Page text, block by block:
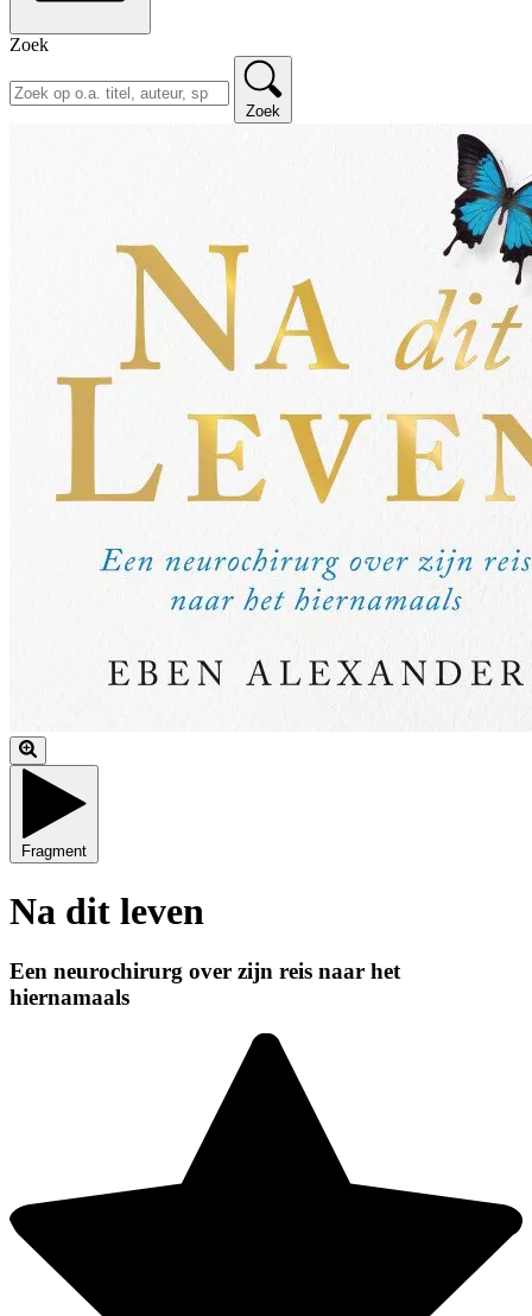
Zoek
Zoek
Fragment
Na dit leven
Een neurochirurg over zijn reis naar het
hiernamaals